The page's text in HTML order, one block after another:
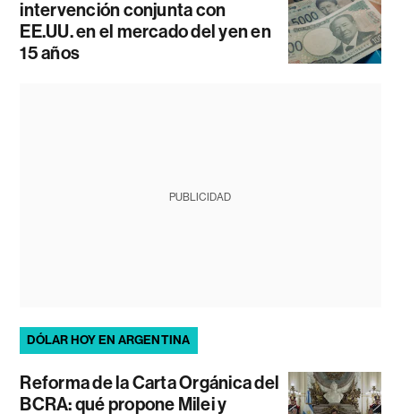
intervención conjunta con
EE.UU. en el mercado del yen en
15 años
PUBLICIDAD
DÓLAR HOY EN ARGENTINA
Reforma de la Carta Orgánica del
BCRA: qué propone Milei y